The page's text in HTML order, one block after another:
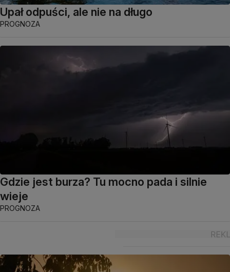
Upał odpuści, ale nie na długo
PROGNOZA
Gdzie jest burza? Tu mocno pada i silnie
wieje
PROGNOZA